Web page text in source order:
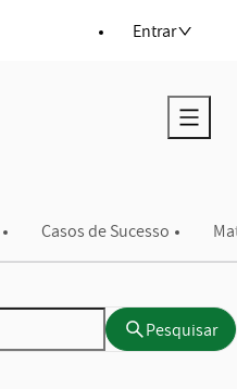
Entrar
Voltar para a página principal
Casos de Sucesso
Pesquisar